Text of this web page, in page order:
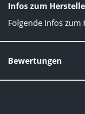
Infos zum
Folgende Infos
Bewertungen